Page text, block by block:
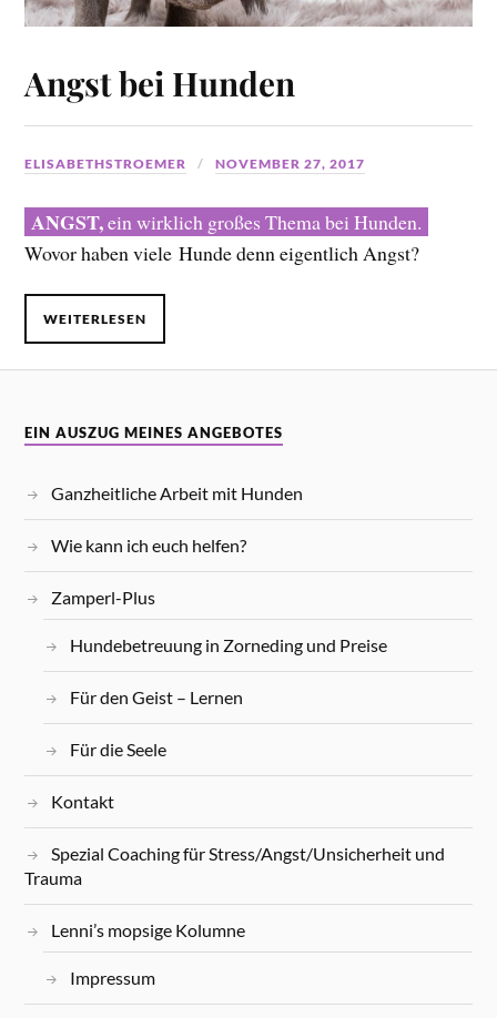
Angst bei Hunden
ELISABETHSTROEMER NOVEMBER 27, 2017
ANGST,ein wirklich großes Thema bei Hunden.
Wovor haben viele Hunde denn eigentlich Angst?
WEITERLESEN
EIN AUSZUG MEINES ANGEBOTES
Ganzheitliche Arbeit mit Hunden
Wie kann ich euch helfen?
Zamperl-Plus
Hundebetreuung in Zorneding und Preise
Für den Geist – Lernen
Für die Seele
Kontakt
Spezial Coaching für Stress/Angst/Unsicherheit und
Trauma
Lenni’s mopsige Kolumne
Impressum